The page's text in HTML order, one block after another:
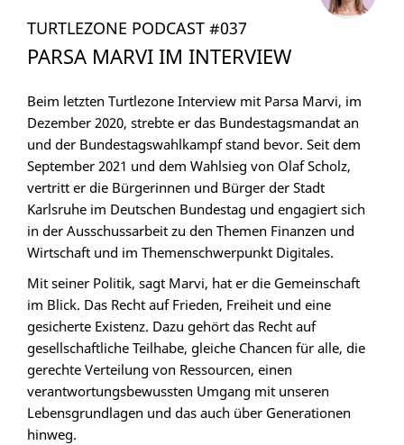
TURTLEZONE PODCAST #037
PARSA MARVI IM INTERVIEW
Beim letzten Turtlezone Interview mit Parsa Marvi, im
Dezember 2020, strebte er das Bundestagsmandat an
und der Bundestagswahlkampf stand bevor. Seit dem
September 2021 und dem Wahlsieg von Olaf Scholz,
vertritt er die Bürgerinnen und Bürger der Stadt
Karlsruhe im Deutschen Bundestag und engagiert sich
in der Ausschussarbeit zu den Themen Finanzen und
Wirtschaft und im Themenschwerpunkt Digitales.
Mit seiner Politik, sagt Marvi, hat er die Gemeinschaft
im Blick. Das Recht auf Frieden, Freiheit und eine
gesicherte Existenz. Dazu gehört das Recht auf
gesellschaftliche Teilhabe, gleiche Chancen für alle, die
gerechte Verteilung von Ressourcen, einen
verantwortungsbewussten Umgang mit unseren
Lebensgrundlagen und das auch über Generationen
hinweg.